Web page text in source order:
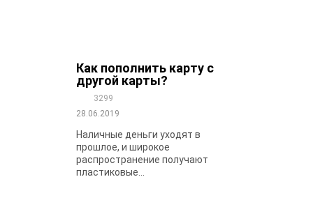
Как пополнить карту с
другой карты?
3299
28.06.2019
Наличные деньги уходят в
прошлое, и широкое
распространение получают
пластиковые...